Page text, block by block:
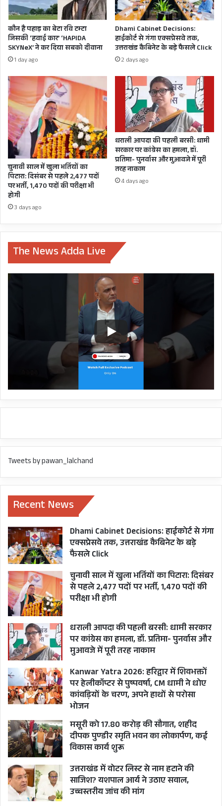
BJP
CHARDHAM TEMPLS
CLP LEADER YASHPAL ARYA
KARAN MAHARA
NO ENTRY TO NON HINDUS
UTTARAKHAND
VERIFICATION OF ALL IN UTTARAKHAND
तत्त्वों
पर
तटस्थ
कार्रवाई
नहीं
की
गई
तो
विकास
की
दौड़
में
पिछड़
जाएंगे
चहेते,
पंकज
पांडेय
को
'स्वीट'
पनिशमेंट,
सीएस
संधु
का
अब
नहीं
लग
रहा
मन?
कौन है पहाड़ का बेटा रवि टम्टा
जिसकी ‘हवाई कार’ ‘HAPIDA
SKYNeX’ ने कर दिया सबको दीवाना
1 day ago
Dhami Cabinet Decisions:
हाईकोर्ट से गंगा एक्सप्रेसवे तक,
उत्तराखंड कैबिनेट के बड़े फैसले Click
2 days ago
चुनावी साल में खुला भर्तियों का
पिटारा: दिसंबर से पहले 2,477 पदों
पर भर्ती, 1,470 पदों की परीक्षा भी
होगी
3 days ago
धराली आपदा की पहली बरसी: धामी
सरकार पर कांग्रेस का हमला, डॉ.
प्रतिमा- पुनर्वास और मुआवजे में पूरी
तरह नाकाम
4 days ago
The News Adda Live
Tweets by pawan_lalchand
Recent News
Dhami Cabinet Decisions: हाईकोर्ट से गंगा
एक्सप्रेसवे तक, उत्तराखंड कैबिनेट के बड़े
फैसले Click
चुनावी साल में खुला भर्तियों का पिटारा: दिसंबर
से पहले 2,477 पदों पर भर्ती, 1,470 पदों की
परीक्षा भी होगी
धराली आपदा की पहली बरसी: धामी सरकार
पर कांग्रेस का हमला, डॉ. प्रतिमा- पुनर्वास और
मुआवजे में पूरी तरह नाकाम
Kanwar Yatra 2026: हरिद्वार में शिवभक्तों
पर हेलीकॉप्टर से पुष्पवर्षा, CM धामी ने धोए
कांवड़ियों के चरण, अपने हाथों से परोसा
भोजन
मसूरी को 17.80 करोड़ की सौगात, शहीद
दीपक पुण्डीर स्मृति भवन का लोकार्पण, कई
विकास कार्य शुरू
उत्तराखंड में वोटर लिस्ट से नाम हटाने की
साजिश? यशपाल आर्य ने उठाए सवाल,
उच्चस्तरीय जांच की मांग